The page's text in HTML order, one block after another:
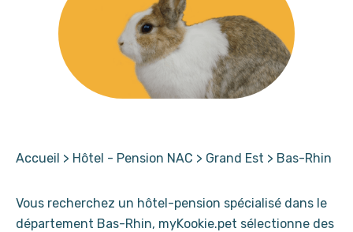
Accueil > Hôtel - Pension NAC > Grand Est > Bas-Rhin
Vous recherchez un hôtel-pension spécialisé dans le
département Bas-Rhin, myKookie.pet sélectionne des